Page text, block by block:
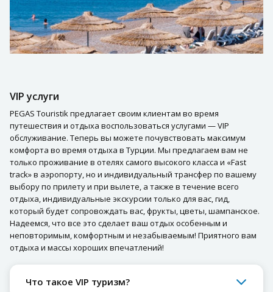
VIP услуги
PEGAS Touristik предлагает своим клиентам во время
путешествия и отдыха воспользоваться услугами — VIP
обслуживание. Теперь вы можете почувствовать максимум
комфорта во время отдыха в Турции. Мы предлагаем вам не
только проживание в отелях самого высокого класса и «Fast
track» в аэропорту, но и индивидуальный трансфер по вашему
выбору по прилету и при вылете, а также в течение всего
отдыха, индивидуальные экскурсии только для вас, гид,
который будет сопровождать вас, фрукты, цветы, шампанское.
Надеемся, что все это сделает ваш отдых особенным и
неповторимым, комфортным и незабываемым! Приятного вам
отдыха и массы хороших впечатлений!
Что такое VIP туризм?